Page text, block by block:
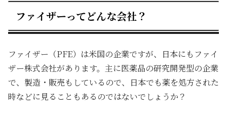
ファイザーってどんな会社？
ファイザー（PFE）は米国の企業ですが、日本にもファイ
ザー株式会社があります。主に医薬品の研究開発型の企業
で、製造・販売もしているので、日本でも薬を処方された
時などに見ることもあるのではないでしょうか？